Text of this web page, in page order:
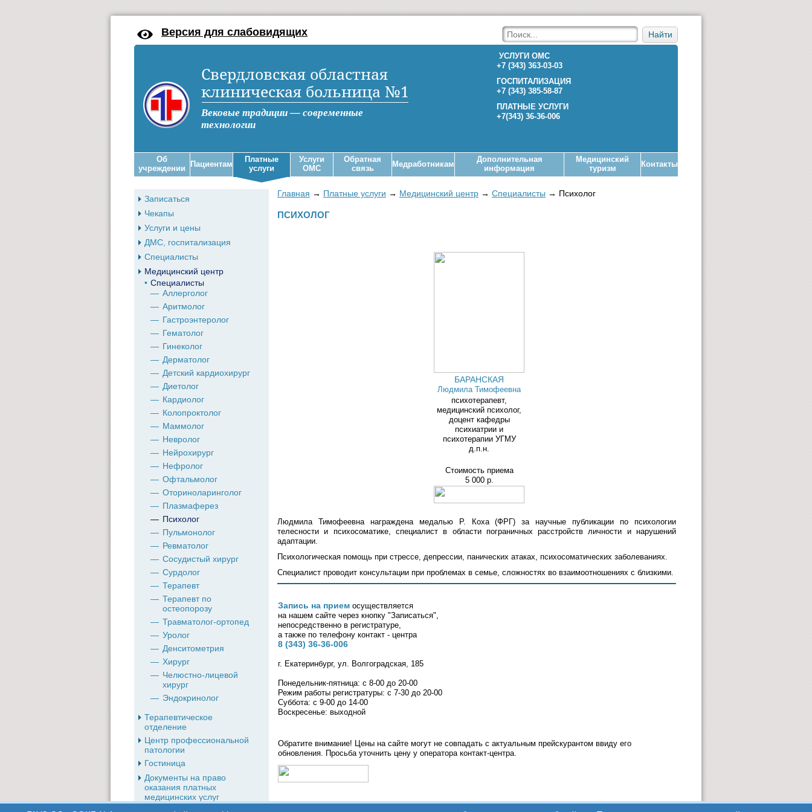
Версия для слабовидящих Найти
Свердловская областная
клиническая больница №1
Вековые традиции — современные
технологии
УСЛУГИ ОМС
+7 (343) 363-03-03
ГОСПИТАЛИЗАЦИЯ
+7 (343) 385-58-87
ПЛАТНЫЕ УСЛУГИ
+7(343) 36-36-006
Об
учреждении
Пациентам
Платные
услуги
Услуги
ОМС
Обратная
связь
Медработникам
Дополнительная
информация
Медицинский
туризм
Контакты
Записаться
Чекапы
Услуги и цены
ДМС, госпитализация
Специалисты
Медицинский центр
Специалисты
Аллерголог
Аритмолог
Гастроэнтеролог
Гематолог
Гинеколог
Дерматолог
Детский кардиохирург
Диетолог
Кардиолог
Колопроктолог
Маммолог
Невролог
Нейрохирург
Нефролог
Офтальмолог
Оториноларинголог
Плазмаферез
Психолог
Пульмонолог
Ревматолог
Сосудистый хирург
Сурдолог
Терапевт
Терапевт по
остеопорозу
Травматолог-ортопед
Уролог
Денситометрия
Хирург
Челюстно-лицевой
хирург
Эндокринолог
Терапевтическое
отделение
Центр профессиональной
патологии
Гостиница
Документы на право
оказания платных
медицинских услуг
Главная → Платные услуги → Медицинский центр → Специалисты → Психолог
ПСИХОЛОГ
БАРАНСКАЯ
Людмила Тимофеевна
психотерапевт,
медицинский психолог,
доцент кафедры
психиатрии и
психотерапии УГМУ
д.п.н.
Стоимость приема
5 000 р.
Людмила Тимофеевна награждена медалью Р. Коха (ФРГ) за научные публикации по психологии
телесности и психосоматике, специалист в области пограничных расстройств личности и нарушений
адаптации.
Психологическая помощь при стрессе, депрессии, панических атаках, психосоматических заболеваниях.
Специалист проводит консультации при проблемах в семье, сложностях во взаимоотношениях с близкими.
Запись на прием осуществляется
на нашем сайте через кнопку "Записаться",
непосредственно в регистратуре,
а также по телефону контакт - центра
8 (343) 36-36-006
г. Екатеринбург, ул. Волгоградская, 185
Понедельник-пятница: с 8-00 до 20-00
Режим работы регистратуры: с 7-30 до 20-00
Суббота: с 9-00 до 14-00
Воскресенье: выходной
Обратите внимание! Цены на сайте могут не совпадать с актуальным прейскурантом ввиду его
обновления. Просьба уточнить цену у оператора контакт-центра.